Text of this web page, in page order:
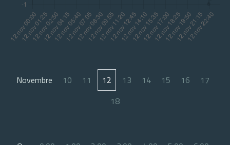
Novembre 10 11 12 13 14 15 16
17
18